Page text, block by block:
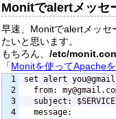
Monitでalertメッセ
早速、Monitでalertメッセ
たいと思います。
もちろん、 /etc/
「Monitを使ってApache
1
2
3
4
set alert
from:
subject:
  message: